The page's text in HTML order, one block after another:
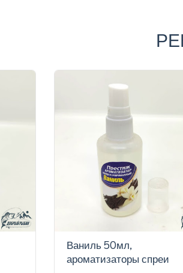
Ваниль 50мл,
ароматизаторы спреи